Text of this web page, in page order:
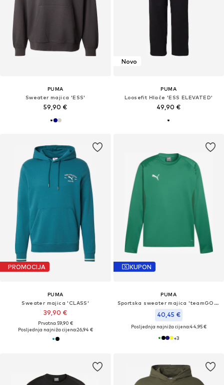
PUMA
Sweater majica 'ESS'
59,90 €
Novo
PUMA
Loosefit Hlače 'ESS ELEVATED'
49,90 €
PROMOCIJA
PUMA
Sweater majica 'CLASS'
39,90 €
Prvotno: 59,90 €
Posljednja najniža cijena:26,94 €
KUPON
PUMA
Sportska sweater majica 'teamGOAL'
40,45 €
Posljednja najniža cijena:44,95 €
+3